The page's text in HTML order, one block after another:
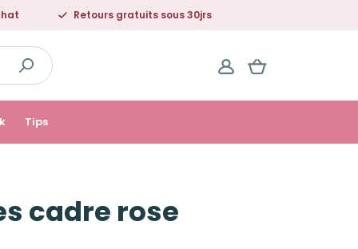
Retours gratuits sous 30jrs
Tips
cadre rose